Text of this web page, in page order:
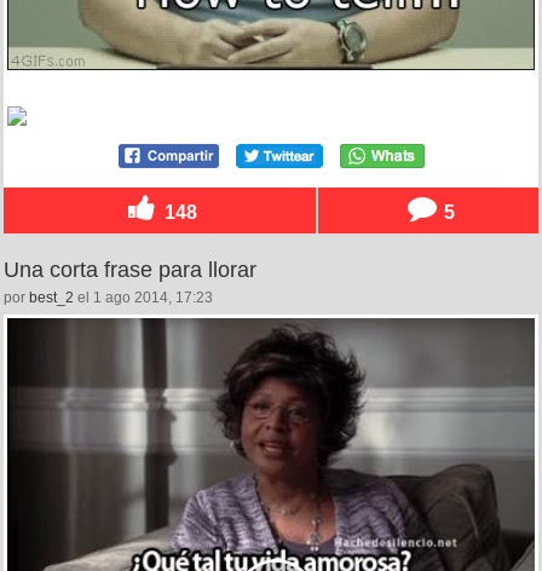
148 5
Una corta frase para llorar
por best_2 el 1 ago 2014, 17:23